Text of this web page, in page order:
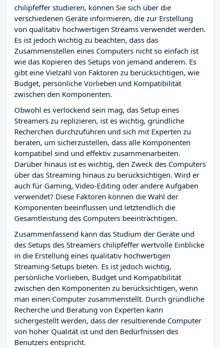
chilipfeffer studieren, können Sie sich über die
verschiedenen Geräte informieren, die zur Erstellung
von qualitativ hochwertigen Streams verwendet werden.
Es ist jedoch wichtig zu beachten, dass das
Zusammenstellen eines Computers nicht so einfach ist
wie das Kopieren des Setups von jemand anderem. Es
gibt eine Vielzahl von Faktoren zu berücksichtigen, wie
Budget, persönliche Vorlieben und Kompatibilität
zwischen den Komponenten.
Obwohl es verlockend sein mag, das Setup eines
Streamers zu replizieren, ist es wichtig, gründliche
Recherchen durchzuführen und sich mit Experten zu
beraten, um sicherzustellen, dass alle Komponenten
kompatibel sind und effektiv zusammenarbeiten.
Darüber hinaus ist es wichtig, den Zweck des Computers
über das Streaming hinaus zu berücksichtigen. Wird er
auch für Gaming, Video-Editing oder andere Aufgaben
verwendet? Diese Faktoren können die Wahl der
Komponenten beeinflussen und letztendlich die
Gesamtleistung des Computers beeinträchtigen.
Zusammenfassend kann das Studium der Geräte und
des Setups des Streamers chilipfeffer wertvolle Einblicke
in die Erstellung eines qualitativ hochwertigen
Streaming-Setups bieten. Es ist jedoch wichtig,
persönliche Vorlieben, Budget und Kompatibilität
zwischen den Komponenten zu berücksichtigen, wenn
man einen Computer zusammenstellt. Durch gründliche
Recherche und Beratung von Experten kann
sichergestellt werden, dass der resultierende Computer
von hoher Qualität ist und den Bedürfnissen des
Benutzers entspricht.